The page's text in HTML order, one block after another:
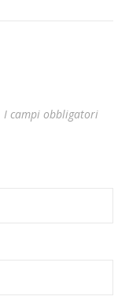
I campi obbligatori